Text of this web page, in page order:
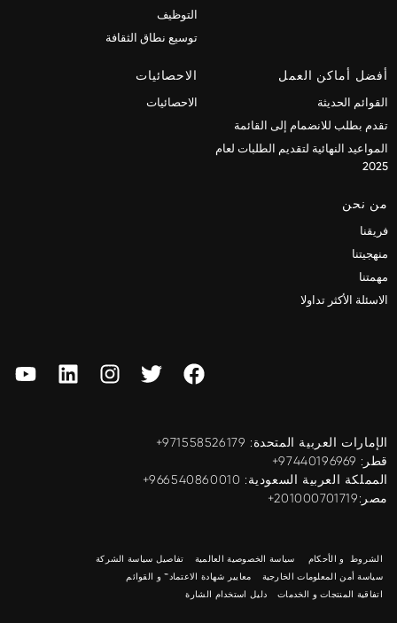
التوظيف
توسيع نطاق الثقافة
أفضل أماكن العمل
القوائم الحديثة
تقدم بطلب للانضمام إلى القائمة
المواعيد النهائية لتقديم الطلبات لعام
2025
الاحصائيات
الاحصائيات
من نحن
فريقنا
منهجيتنا
مهمتنا
الاسئلة الأكثر تداولا
الإمارات العربية المتحدة: ‎+971558526179
قطر: ‎+97440196969
المملكة العربية السعودية: ‎+966540860010
مصر:201000701719+
الشروط و الأحكام سياسة الخصوصية العالمية
تفاصيل سياسة الشركة
سياسة أمن المعلومات الخارجية
معايير شهادة الاعتماد™ و القوائم
اتفاقية المنتجات و الخدمات
دليل استخدام الشارة